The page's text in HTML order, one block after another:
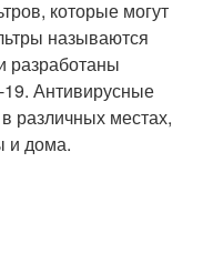
которые могут
называются
разработаны
Антивирусные
различных местах,
и дома.